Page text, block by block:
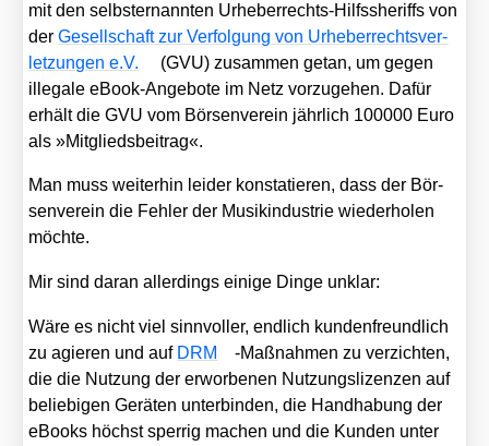
mit den selbst­er­nann­ten Urhe­ber­rechts-Hilfs­she­riffs von
derGesell­schaft zur Ver­fol­gung von Urhe­ber­rechts­ver­
let­zun­gen e.V.
(GVU) zusam­men getan, um gegen
ille­ga­le eBook-Ange­bo­te im Netz vor­zu­ge­hen. Dafür
erhält die GVU vom Bör­sen­ver­ein jähr­lich 100000 Euro
als »Mit­glieds­bei­trag«.
Man muss wei­ter­hin lei­der kon­sta­tie­ren, dass der Bör­
sen­ver­ein die Feh­ler der Musik­in­dus­trie wie­der­ho­len
möch­te.
Mir sind dar­an aller­dings eini­ge Din­ge unklar:
Wäre es nicht viel sinn­vol­ler, end­lich kun­den­freund­lich
zu agie­ren und auf DRM
-Maß­nah­men zu ver­zich­ten,
die die Nut­zung der erwor­be­nen Nut­zungs­li­zen­zen auf
belie­bi­gen Gerä­ten unter­bin­den, die Hand­ha­bung der
eBooks höchst sper­rig machen und die Kun­den unter